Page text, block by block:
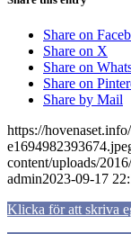
Share on
Share on X
Share on
Share on
Share by Mail
https://
content/uploads/
admin2023-09-17
Klicka för att skriva